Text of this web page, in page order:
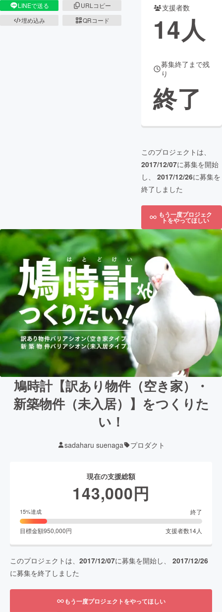
LINEで送る
URLコピー
埋め込み
QRコード
支援者数
14人
募集終了まで残
り
終了
このプロジェクトは、
2017/12/07に募集を開始
し、 2017/12/26に募集を
終了しました
もう一度プロジェク
トをやってほしい
鳩時計【訳あり物件（空き家）・
新築物件（未入居）】をつくりた
い！
sadaharu suenaga プロダクト
現在の支援総額
143,000円
15%達成 終了
目標金額950,000円 支援者数14人
このプロジェクトは、 2017/12/07に募集を開始し、 2017/12/26
に募集を終了しました
もう一度プロジェクトをやってほしい